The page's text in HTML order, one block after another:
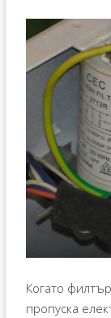
Когато
пропуска